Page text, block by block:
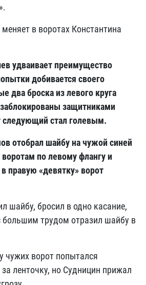
в воротах Константина
удваивает преимущество
добивается своего
два броска из левого круга
защитниками
следующий стал голевым.
отобрал шайбу на чужой синей
по левому флангу и
правую «девятку» ворот
шайбу, бросил в одно касание,
трудом отразил шайбу в
чужих ворот попытался
ленточку, но Судницин прижал